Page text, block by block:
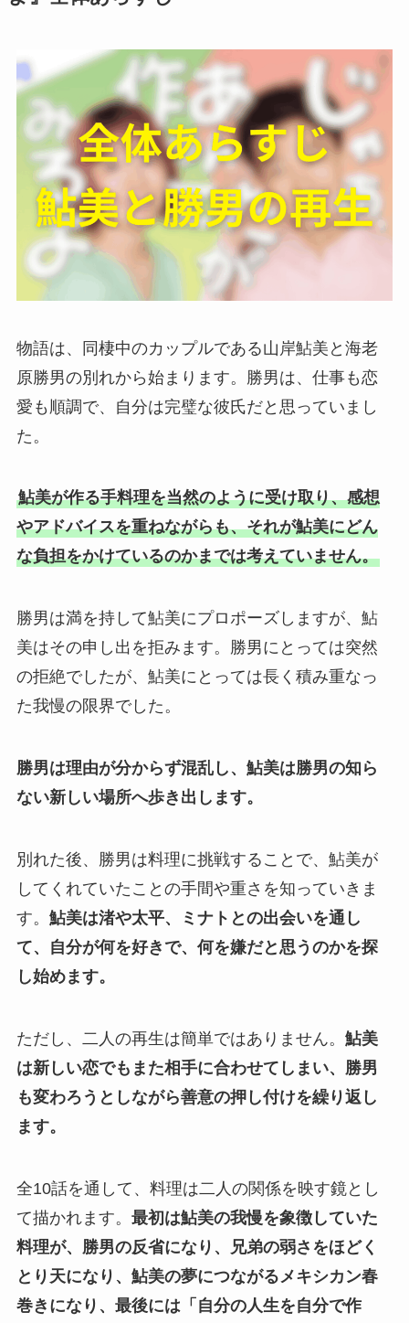
物語は、同棲中のカップルである山岸鮎美と海老
原勝男の別れから始まります。勝男は、仕事も恋
愛も順調で、自分は完璧な彼氏だと思っていまし
た。
鮎美が作る手料理を当然のように受け取り、感想
やアドバイスを重ねながらも、それが鮎美にどん
な負担をかけているのかまでは考えていません。
勝男は満を持して鮎美にプロポーズしますが、鮎
美はその申し出を拒みます。勝男にとっては突然
の拒絶でしたが、鮎美にとっては長く積み重なっ
た我慢の限界でした。
勝男は理由が分からず混乱し、鮎美は勝男の知ら
ない新しい場所へ歩き出します。
別れた後、勝男は料理に挑戦することで、鮎美が
してくれていたことの手間や重さを知っていきま
す。 鮎美は渚や太平、ミナトとの出会いを通し
て、自分が何を好きで、何を嫌だと思うのかを探
し始めます。
ただし、二人の再生は簡単ではありません。 鮎美
は新しい恋でもまた相手に合わせてしまい、勝男
も変わろうとしながら善意の押し付けを繰り返し
ます。
全10話を通して、料理は二人の関係を映す鏡とし
て描かれます。 最初は鮎美の我慢を象徴していた
料理が、勝男の反省になり、兄弟の弱さをほどく
とり天になり、鮎美の夢につながるメキシカン春
巻きになり、最後には「自分の人生を自分で作